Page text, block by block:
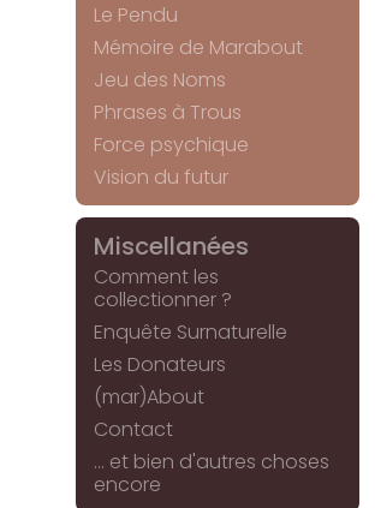
Le Pendu
Mémoire de Marabout
Jeu des Noms
Phrases à Trous
Force psychique
Vision du futur
Miscellanées
Comment les
collectionner ?
Enquête Surnaturelle
Les Donateurs
(mar)About
Contact
... et bien d'autres choses
encore